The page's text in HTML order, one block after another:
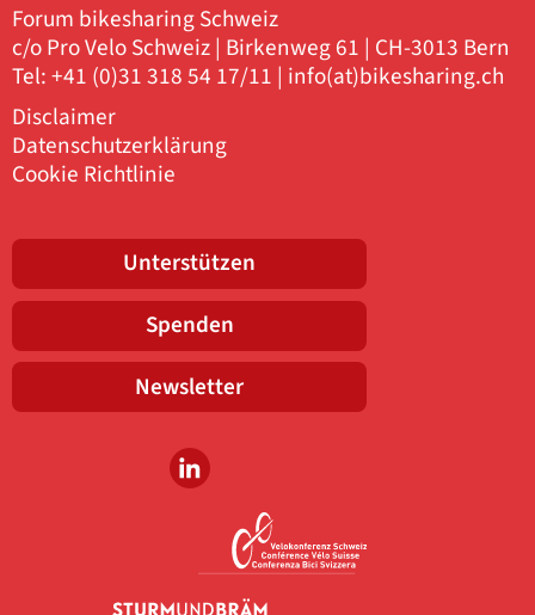
Forum bikesharing Schweiz
c/o Pro Velo Schweiz | Birkenweg 61 | CH-3013 Bern
Tel: +41 (0)31 318 54 17/11 | info(at)bikesharing.ch
Disclaimer
Datenschutzerklärung
Cookie Richtlinie
Unterstützen
Spenden
Newsletter